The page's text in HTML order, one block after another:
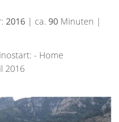
2016 | ca. 90 Minuten |
- Home
2016